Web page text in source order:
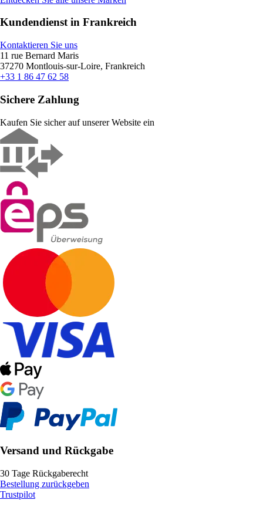
Kundendienst in Frankreich
Kontaktieren Sie uns
11 rue Bernard Maris
37270 Montlouis-sur-Loire, Frankreich
+33 1 86 47 62 58
Sichere Zahlung
Kaufen Sie sicher auf unserer Website ein
Versand und Rückgabe
30 Tage Rückgaberecht
Bestellung zurückgeben
Trustpilot